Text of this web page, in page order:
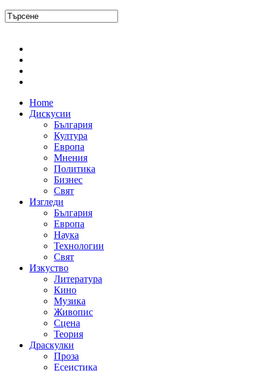
Home
Дискусии
България
Култура
Европа
Мнения
Политика
Бизнес
Свят
Изгледи
България
Европа
Наука
Технологии
Свят
Изкуство
Литература
Кино
Музика
Живопис
Сцена
Теория
Драскулки
Проза
Есеистика